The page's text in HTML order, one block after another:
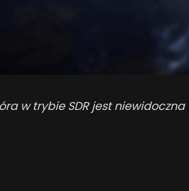
w trybie SDR jest niewidoczna